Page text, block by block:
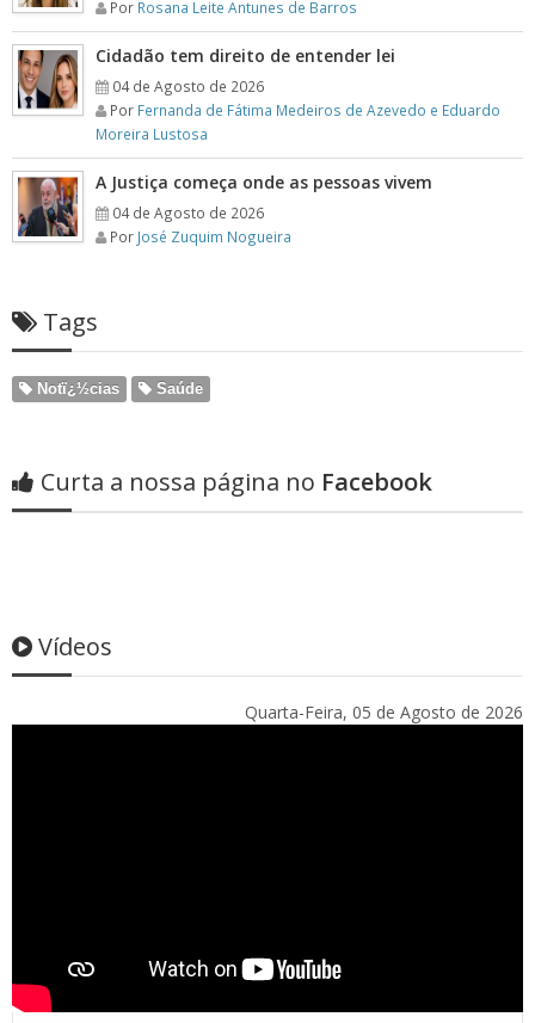
Por Rosana Leite Antunes de Barros
Cidadão tem direito de entender lei
04 de Agosto de 2026
Por Fernanda de Fátima Medeiros de Azevedo e Eduardo
Moreira Lustosa
A Justiça começa onde as pessoas vivem
04 de Agosto de 2026
Por José Zuquim Nogueira
Tags
Notï¿½cias Saúde
Curta a nossa página no Facebook
Vídeos
Quarta-Feira, 05 de Agosto de 2026